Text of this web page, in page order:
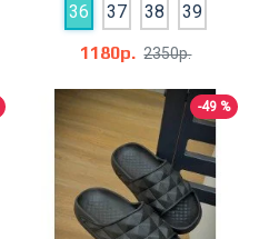
36
37 38
39
1180р. 2350р.
-49 %